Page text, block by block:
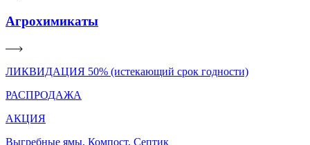
Агрохимикаты
ЛИКВИДАЦИЯ 50% (истекающий срок годности)
РАСПРОДАЖА
АКЦИЯ
Выгребные ямы, Компост, Септик